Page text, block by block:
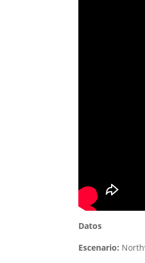
Datos
Escenario: